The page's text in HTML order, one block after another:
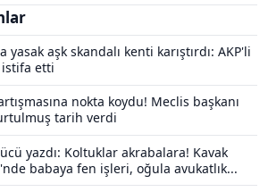
yasak aşk skandalı kenti karıştırdı: AKP'li
etti
nokta koydu! Meclis başkanı
tarih verdi
yazdı: Koltuklar akrabalara! Kavak
babaya fen işleri, oğula avukatlık...